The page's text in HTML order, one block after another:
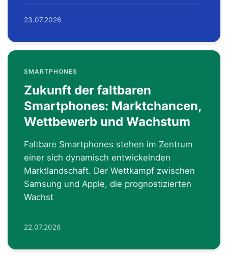
23.07.2026
SMARTPHONES
Zukunft der faltbaren
Smartphones: Marktchancen,
Wettbewerb und Wachstum
Faltbare Smartphones stehen im Zentrum
einer sich dynamisch entwickelnden
Marktlandschaft. Der Wettkampf zwischen
Samsung und Apple, die prognostizierten
Wachst
22.07.2026